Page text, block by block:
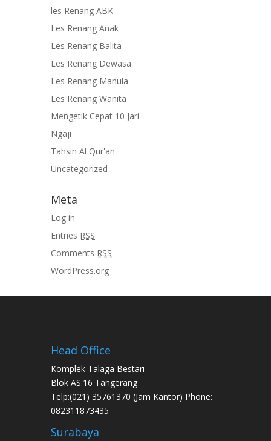
les Renang ABK
Les Renang Anak
Les Renang Balita
Les Renang Dewasa
Les Renang Manula
Les Renang Wanita
Mengetik Cepat 10 Jari
Ngaji
Tahsin Al Qur'an
Uncategorized
Meta
Log in
Entries RSS
Comments RSS
WordPress.org
Head Office
Komplek Talaga Bestari
Blok AS.16 Tangerang
Telp:(021) 35761370 (Jam Kantor) Phone:
082311873435
Surabaya